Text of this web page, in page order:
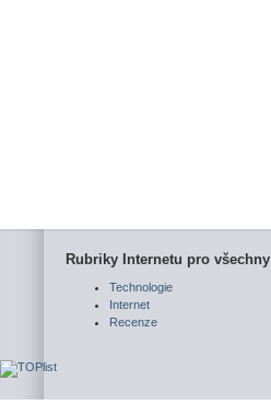
Rubriky Internetu pro všechny
Technologie
Internet
Recenze